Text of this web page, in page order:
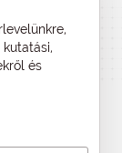
és